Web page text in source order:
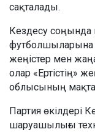
сақталады.
Кездесу соңында
футболшыларына
жеңістер мен
олар «Ертістің»
облысының
Партия өкілдері
шаруашылығы